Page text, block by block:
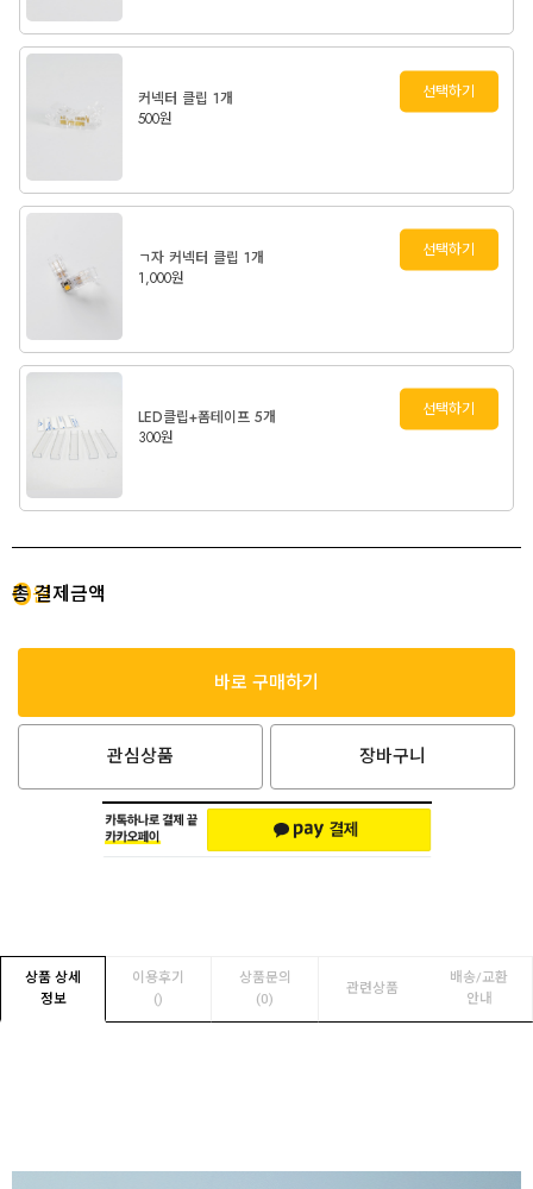
커넥터 클립 1개
500원
선택하기
ㄱ자 커넥터 클립 1개
1,000원
선택하기
LED클립+폼테이프 5개
300원
선택하기
총 결제금액
0원
바로 구매하기
관심상품 장바구니
상품 상세
정보
이용후기
()
상품문의
(0)
관련상품
배송/교환
안내